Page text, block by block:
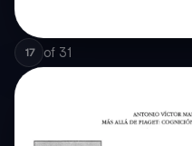
17 of 31